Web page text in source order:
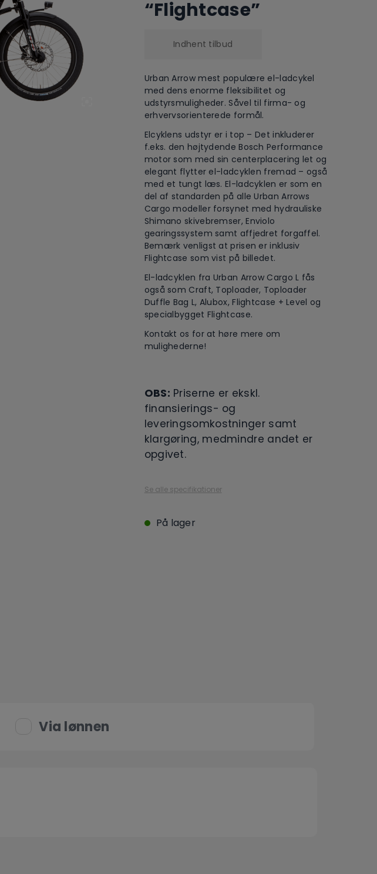
“Flightcase”
Indhent tilbud
Urban Arrow mest populære el-ladcykel
med dens enorme fleksibilitet og
udstyrsmuligheder. Såvel til firma- og
erhvervsorienterede formål.
Elcyklens udstyr er i top – Det inkluderer
f.eks. den højtydende Bosch Performance
motor som med sin centerplacering let og
elegant flytter el-ladcyklen fremad – også
med et tungt læs. El-ladcyklen er som en
del af standarden på alle Urban Arrows
Cargo modeller forsynet med hydrauliske
Shimano skivebremser, Enviolo
gearingssystem samt affjedret forgaffel.
Bemærk venligst at prisen er inklusiv
Flightcase som vist på billedet.
El-ladcyklen fra Urban Arrow Cargo L fås
også som Craft, Toploader, Toploader
Duffle Bag L, Alubox, Flightcase + Level og
specialbygget Flightcase.
Kontakt os for at høre mere om
mulighederne!
OBS: Priserne er ekskl.
finansierings- og
leveringsomkostninger samt
klargøring, medmindre andet er
opgivet.
Se alle specifikationer
På lager
Via lønnen